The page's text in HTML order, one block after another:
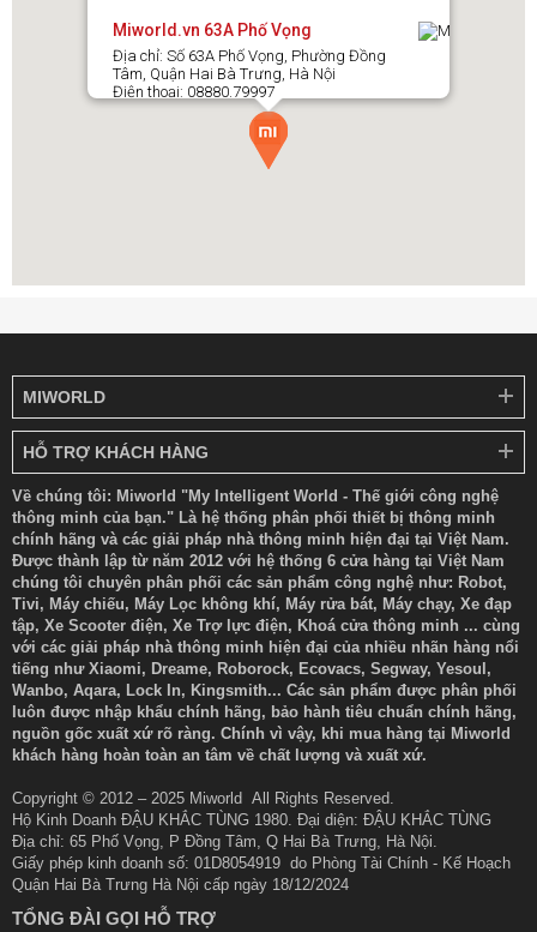
Tự động phát hiện và nâng khăn lau khi gặp thảm
Hiển thị tình trạng hoạt động và bảo trì thông minh
Miworld.vn 63A Phố Vọng
Địa chỉ: Số 63A Phố Vọng, Phường Đồng
Tâm, Quận Hai Bà Trưng, Hà Nội
Điện thoại: 08880.79997
MIWORLD
HỖ TRỢ KHÁCH HÀNG
Về chúng tôi: Miworld "My Intelligent World - Thế giới công nghệ
thông minh của bạn." Là hệ thống phân phối thiết bị thông minh
chính hãng và các giải pháp nhà thông minh hiện đại tại Việt Nam.
Được thành lập từ năm 2012 với hệ thống 6 cửa hàng tại Việt Nam
chúng tôi chuyên phân phối các sản phẩm công nghệ như: Robot,
Tivi, Máy chiếu, Máy Lọc không khí, Máy rửa bát, Máy chạy, Xe đạp
tập, Xe Scooter điện, Xe Trợ lực điện, Khoá cửa thông minh ... cùng
với các giải pháp nhà thông minh hiện đại của nhiều nhãn hàng nổi
tiếng như Xiaomi, Dreame, Roborock, Ecovacs, Segway, Yesoul,
Wanbo, Aqara, Lock In, Kingsmith... Các sản phẩm được phân phối
luôn được nhập khẩu chính hãng, bảo hành tiêu chuẩn chính hãng,
nguồn gốc xuất xứ rõ ràng. Chính vì vậy, khi mua hàng tại Miworld
khách hàng hoàn toàn an tâm về chất lượng và xuất xứ.
Copyright © 2012 – 2025 Miworld All Rights Reserved.
Hộ Kinh Doanh ĐẬU KHẮC TÙNG 1980. Đại diện: ĐẬU KHẮC TÙNG
Địa chỉ: 65 Phố Vọng, P Đồng Tâm, Q Hai Bà Trưng, Hà Nội.
Giấy phép kinh doanh số: 01D8054919 do Phòng Tài Chính - Kế Hoạch
Quận Hai Bà Trưng Hà Nội cấp ngày 18/12/2024
TỔNG ĐÀI GỌI HỖ TRỢ